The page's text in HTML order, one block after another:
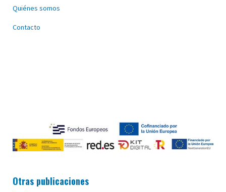
Quiénes somos
Contacto
Otras publicaciones